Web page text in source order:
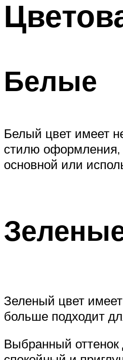
Белые
Белый цвет имеет
стилю оформления,
основной или
Зеленый цвет
больше подходит
Выбранный оттенок